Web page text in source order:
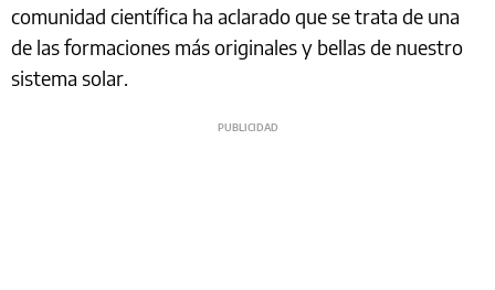
comunidad científica ha aclarado que se trata de una
de las formaciones más originales y bellas de nuestro
sistema solar.